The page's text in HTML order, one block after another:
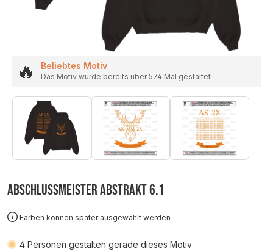
🔥 Beliebtes Motiv
Das Motiv wurde bereits über 574 Mal gestaltet
ABSCHLUSSMEISTER ABSTRAKT 6.1
Farben können später ausgewählt werden
4 Personen gestalten gerade dieses Motiv